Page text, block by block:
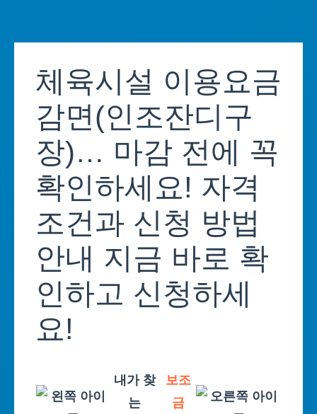
content체육시설 이용요금
감면(인조잔디구
장)… 마감 전에 꼭
확인하세요! 자격
조건과 신청 방법
안내 지금 바로 확
인하고 신청하세
요!
내가 찾
는
보조
금